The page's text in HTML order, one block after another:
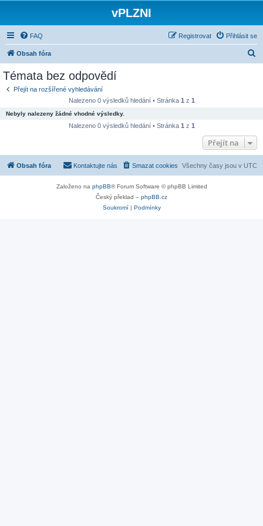
vPLZNI
FAQ Přihlásit se
Registrovat
Obsah fóra
Témata bez odpovědí
Přejít na rozšířené vyhledávání
Nalezeno 0 výsledků hledání • Stránka 1 z 1
Nebyly nalezeny žádné vhodné výsledky.
Nalezeno 0 výsledků hledání • Stránka 1 z 1
Přejít na
Obsah fóra Všechny časy jsou v UTC
Smazat cookies
Kontaktujte nás
Založeno na phpBB® Forum Software © phpBB Limited
Český překlad – phpBB.cz
Soukromí| Podmínky